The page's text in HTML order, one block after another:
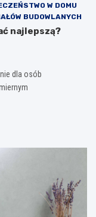
W DOMU
BUDOWLANYCH
najlepszą?
dla osób